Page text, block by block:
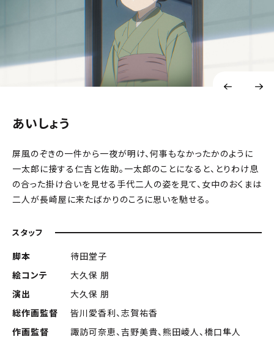
あいしょう
屏風のぞきの一件から一夜が明け、何事もなかったかのように
一太郎に接する仁吉と佐助。一太郎のことになると、とりわけ息
の合った掛け合いを見せる手代二人の姿を見て、女中のおくまは
二人が長崎屋に来たばかりのころに思いを馳せる。
スタッフ
脚本
待田堂子
絵コンテ
大久保 朋
演出
大久保 朋
総作画監督
皆川愛香利、志賀祐香
作画監督
諏訪可奈恵、吉野美貴、熊田崚人、橋口隼人